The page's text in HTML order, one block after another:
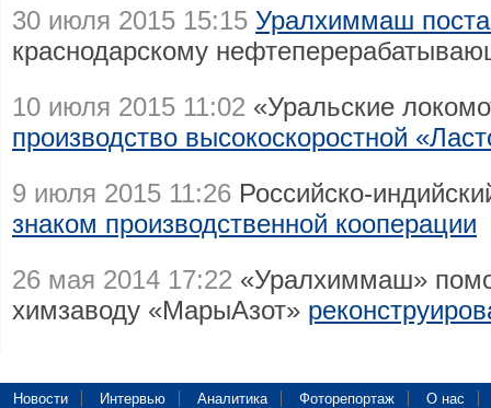
30 июля 2015 15:15 Уралхиммаш
краснодарскому
10 июля 2015 11:02 «Уральские
производство высокоскоростной
9 июля 2015 11:26 Российско-
знаком производственной кооперации
26 мая 2014 17:22 «Уралхиммаш»
химзаводу «МарыАзот»
Новости Интервью Аналитика Фоторепортаж О нас